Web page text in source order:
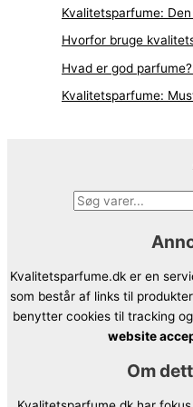
Kvalitetsparfume:
Hvorfor bruge
Hvad er god
Kvalitetsparfume:
Kvalitetsparfume.dk er en
som består af links til
benytter cookies til tracking
website
Om